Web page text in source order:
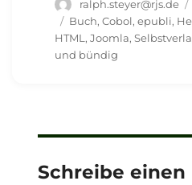
Autor
ralph.steyer@rjs.de
Schlagwörter
Buch,Cobol,epubli,
HTML,Joomla,
und bündig
Schreibe